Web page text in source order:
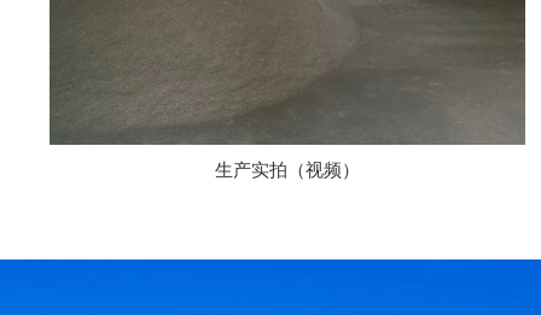
生产实拍（视频）